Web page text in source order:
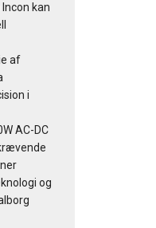
kan
af
i
AC-DC
og